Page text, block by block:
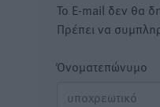
Το E-mail δεν θα
Πρέπει να
Όνοματεπώνυμο